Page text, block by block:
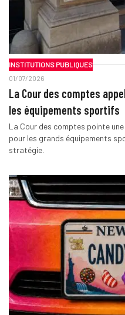
INSTITUTIONS PUBLIQUES
01/07/2026
La Cour des comptes
les équipements sportifs
La Cour des comptes pointe
pour les grands équipements
stratégie.